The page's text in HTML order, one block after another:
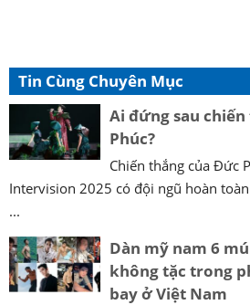
Tin Cùng Chuyên Mục
Ai đứng sau
Phúc?
Chiến thắng của Đức
Intervision 2025 có đội ngũ hoàn
...
Dàn mỹ nam 6
không tặc trong
bay ở Việt Nam